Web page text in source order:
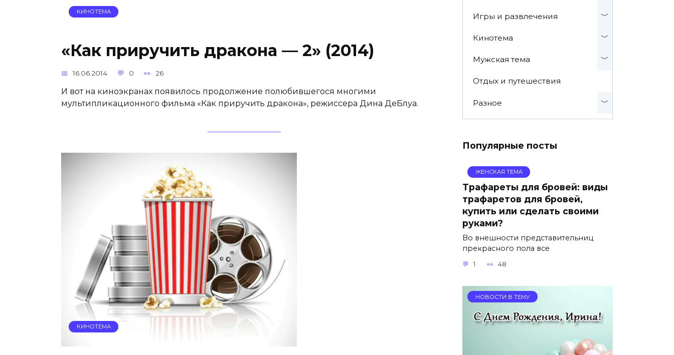
КИНОТЕМА
«Как приручить дракона — 2» (2014)
16.06.2014 0 26
И вот на киноэкранах появилось продолжение полюбившегося многими
мультипликационного фильма «Как приручить дракона», режиссера Дина ДеБлуа.
КИНОТЕМА
Игры и развлечения
Кинотема
Мужская тема
Отдых и путешествия
Разное
Популярные посты
ЖЕНСКАЯ ТЕМА
Трафареты для бровей: виды
трафаретов для бровей,
купить или сделать своими
руками?
Во внешности представительниц
прекрасного пола все
1 48
НОВОСТИ В ТЕМУ